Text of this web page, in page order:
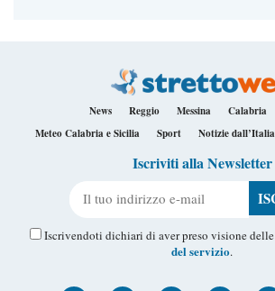
News Reggio Messina Calabria
Meteo Calabria e Sicilia
Sport Notizie dall’Italia
Iscriviti alla Newsletter
Iscrivendoti dichiari di aver preso visione delle
del servizio.